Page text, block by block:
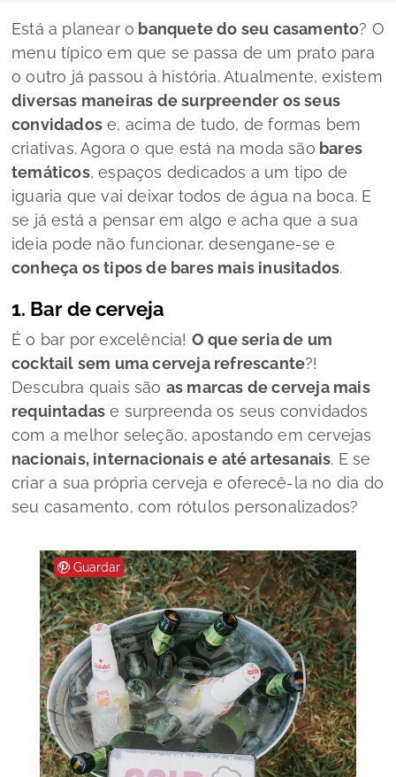
Está a planear o banquete do seu casamento? O
menu típico em que se passa de um prato para
o outro já passou à história. Atualmente, existem
diversas maneiras de surpreender os seus
convidados e, acima de tudo, de formas bem
criativas. Agora o que está na moda são bares
temáticos, espaços dedicados a um tipo de
iguaria que vai deixar todos de água na boca. E
se já está a pensar em algo e acha que a sua
ideia pode não funcionar, desengane-se e
conheça os tipos de bares mais inusitados.
1. Bar de cerveja
É o bar por excelência! O que seria de um
cocktail sem uma cerveja refrescante?!
Descubra quais são as marcas de cerveja mais
requintadas e surpreenda os seus convidados
com a melhor seleção, apostando em cervejas
nacionais, internacionais e até artesanais. E se
criar a sua própria cerveja e oferecê-la no dia do
seu casamento, com rótulos personalizados?
Guardar